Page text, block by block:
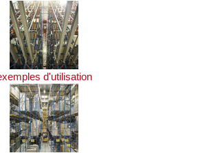
d'utilisation